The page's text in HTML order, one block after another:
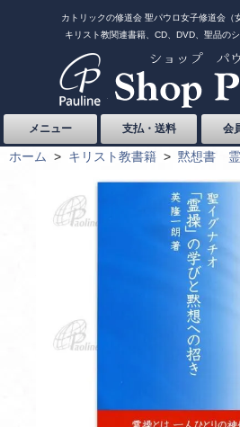
カトリックの修道会 聖パウロ女子修道会（
キリスト教関連書籍、CD、DVD、聖品の
メニュー 支払・送料 会
ホーム > キリスト教書籍 > 黙想書